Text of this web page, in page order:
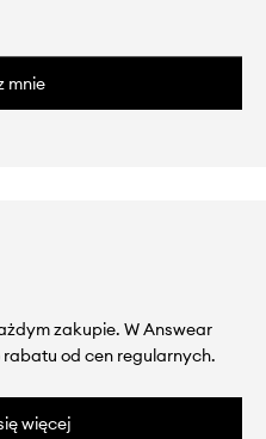
mnie
zakupie. W Answear
rabatu od cen regularnych.
więcej